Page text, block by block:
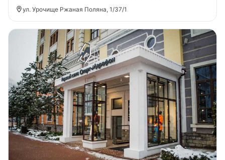
ул. Урочище Ржаная Поляна, 1/37/1